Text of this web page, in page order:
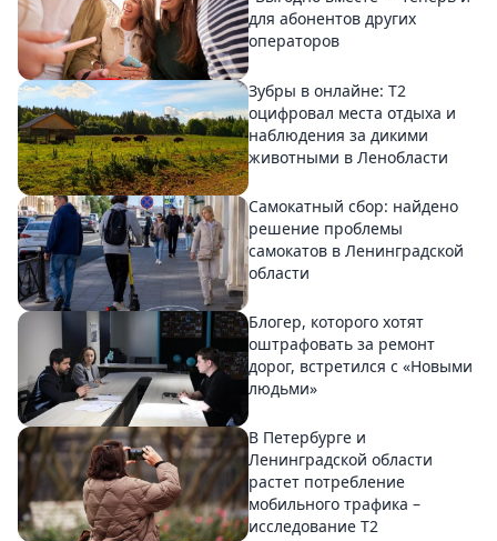
для абонентов других
операторов
Зубры в онлайне: Т2
оцифровал места отдыха и
наблюдения за дикими
животными в Ленобласти
Самокатный сбор: найдено
решение проблемы
самокатов в Ленинградской
области
Блогер, которого хотят
оштрафовать за ремонт
дорог, встретился с «Новыми
людьми»
В Петербурге и
Ленинградской области
растет потребление
мобильного трафика –
исследование T2